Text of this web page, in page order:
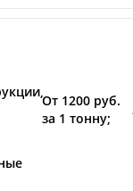
От 1200 руб.
за 1 тонну;